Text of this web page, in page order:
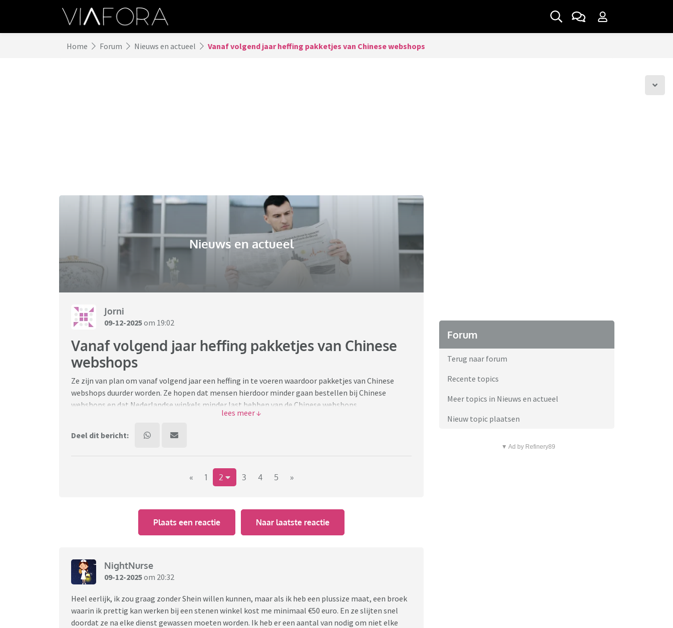
Home Forum Nieuws en actueel Vanaf volgend jaar heffing pakketjes van Chinese webshops
Nieuws en actueel
Jorni
09-12-2025om 19:02
Vanaf volgend jaar heffing pakketjes van Chinese
webshops
Ze zijn van plan om vanaf volgend jaar een heffing in te voeren waardoor pakketjes van Chinese
webshops duurder worden. Ze hopen dat mensen hierdoor minder gaan bestellen bij Chinese
webshops en dat Nederlandse winkels minder last hebben van de Chinese webshops.
gemiddeld-6-euro-duurder.html
verkocht die je hier niet hebt en het zal denk ik altijd wat goedkoper blijven. De prijzen hier liggen
voor alles veel hoger en veel mensen hebben steeds minder te besteden waardoor ze sneller
tegenwoordig en je ook hier soms dezelfde Chinese producten maar dan tegen een veel hogere prijs
kunt kopen, denk ik niet dat dit uiteindelijk een goede maatregel is. Wat vinden jullie hiervan. Zijn
jullie voor of tegen deze maatregel en wat vinden jullie van Chinese webshops zoals Temu en Shein.
Deel dit bericht:
« 1 2 3 4 5 »
Plaats een reactie Naar laatste reactie
NightNurse
09-12-2025om 20:32
Heel eerlijk, ik zou graag zonder Shein willen kunnen, maar als ik heb een plussize maat, een broek
waarin ik prettig kan werken bij een stenen winkel kost me minimaal €50 euro. En ze slijten snel
doordat ze na elke dienst gewassen moeten worden. Ik heb er een aantal van nodig om niet elke
Forum
Terug naar forum
Recente topics
Meer topics in Nieuws en actueel
Nieuw topic plaatsen
▼ Ad by Refinery89